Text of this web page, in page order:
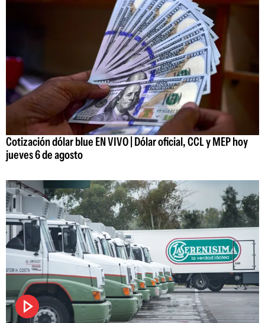
Cotización dólar blue EN VIVO | Dólar oficial, CCL y MEP hoy
jueves 6 de agosto